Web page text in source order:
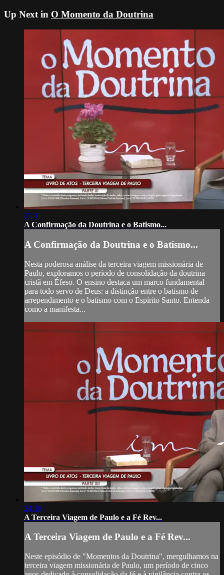
Up Next in O Momento da Doutrina
25:11
A Confirmação da Doutrina e o Batismo...
A Confirmação da Doutrina e o Batismo...
Nesta poderosa análise da terceira viagem missionária de
Paulo, exploramos o período de consolidação da doutrina
cristã em Éfeso. O ensino destaca um marco fundamental
para todo servo de Deus: a distinção entre o batismo de
arrependimento e o batismo com o Espírito Santo. Entenda
como a manifesta...
24:18
A Terceira Viagem de Paulo e a Fé Rev...
A Terceira Viagem de Paulo e a Fé Rev...
Neste episódio de "Momentos da Doutrina", mergulhamos na
terceira viagem missionária de Paulo, um período de cinco